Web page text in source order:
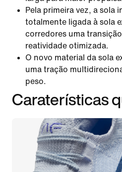
Pela primeira vez, a sola
totalmente ligada à sola
corredores uma
reatividade otimizada.
O novo material da sola
uma tração
peso.
Caraterísticas